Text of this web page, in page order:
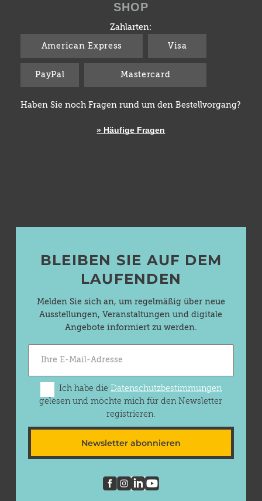
SHOP
Zahlarten:
American Express Visa
PayPal Mastercard
Haben Sie noch Fragen rund um den Bestellvorgang?
» Häufige Fragen
BLEIBEN SIE AUF DEM
LAUFENDEN
Melden Sie sich an, um regelmäßig über neue
Ausstellungen, Veranstaltungen und digitale
Angebote informiert zu werden.
Ich habe dieDatenschutzbestimmungen
gelesen und möchte mich für den Newsletter
registrieren.
Newsletter abonnieren